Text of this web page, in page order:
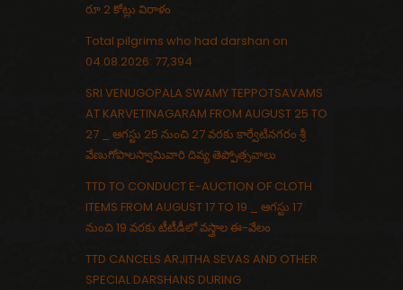
రూ.2 కోట్లు విరాళం
Total pilgrims who had darshan on
04.08.2026: 77,394
SRI VENUGOPALA SWAMY TEPPOTSAVAMS
AT KARVETINAGARAM FROM AUGUST 25 TO
27 _ ఆగస్టు 25 నుంచి 27 వరకు కార్వేటినగరం శ్రీ
వేణుగోపాలస్వామివారి దివ్య తెప్పోత్సవాలు
TTD TO CONDUCT E-AUCTION OF CLOTH
ITEMS FROM AUGUST 17 TO 19 _ ఆగస్టు 17
నుంచి 19 వరకు టీటీడీలో వస్త్రాల ఈ-వేలం
TTD CANCELS ARJITHA SEVAS AND OTHER
SPECIAL DARSHANS DURING